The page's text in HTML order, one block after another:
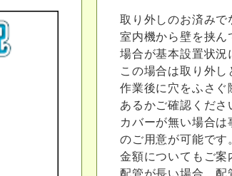
取り外しのお済みで
室内機から壁を挟
場合が基本設置状況
この場合は取り外し
作業後に穴をふさ
あるかご確認くださ
カバーが無い場合
のご用意が可能です。
金額についてもご案